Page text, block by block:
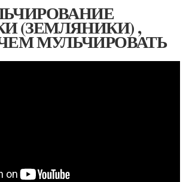
(ЗЕМЛЯНИКИ) ,
МУЛЬЧИРОВАТЬ